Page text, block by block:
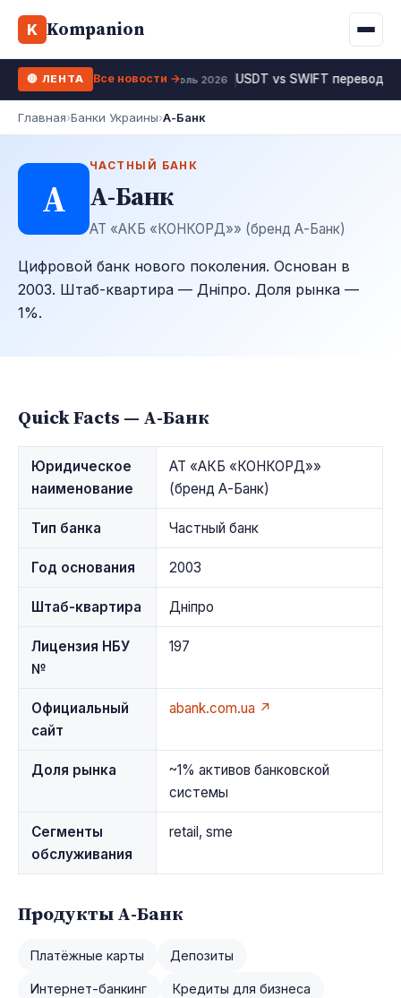
K Kompanion
Калькулятор МФО
Все 10 МФО →
Жизни
WhiteBIT
Kuna
Bybit
Все 10 бирж →
Ипотека
Депозит
Рефинансирование
ФОП налоги
🔴 ЛЕНТА 19 июль 2026 USDT vs SWIFT перевод
Все новости →
Главная›Банки Украины›А-Банк
А
ЧАСТНЫЙ БАНК
А-Банк
АТ «АКБ «КОНКОРД»» (бренд А-Банк)
Цифровой банк нового поколения. Основан в
2003. Штаб-квартира — Дніпро. Доля рынка —
1%.
Quick Facts — А-Банк
Юридическое
наименование
АТ «АКБ «КОНКОРД»»
(бренд А-Банк)
Тип банка Частный банк
Год основания 2003
Штаб-квартира Дніпро
Лицензия НБУ
№
197
Официальный
сайт
abank.com.ua ↗
Доля рынка
~1% активов банковской
системы
Сегменты
обслуживания
retail, sme
Продукты А-Банк
Платёжные карты Депозиты
Интернет-банкинг Кредиты для бизнеса